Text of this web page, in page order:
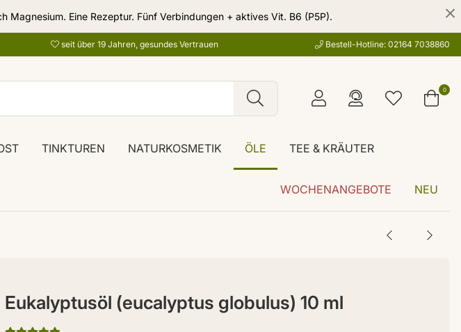
Magnesium. Eine Rezeptur. Fünf Verbindungen + aktives Vit. B6 (P5P).
seit über 19 Jahren, gesundes Vertrauen Bestell-Hotline: 02164 7038860
TINKTUREN NATURKOSMETIK ÖLE TEE & KRÄUTER
WOCHENANGEBOTE NEU
0
Eukalyptusöl (eucalyptus globulus) 10 ml